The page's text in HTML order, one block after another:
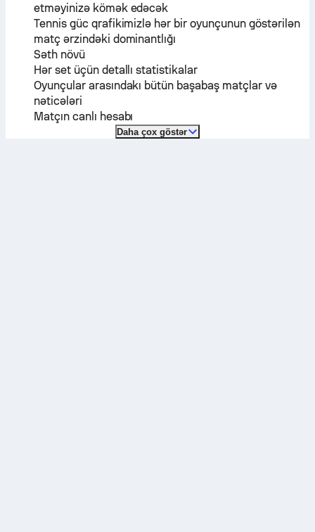
etməyinizə kömək edəcək
Tennis güc qrafikimizlə hər bir oyunçunun göstərilən
matç ərzindəki dominantlığı
Səth növü
Hər set üçün detallı statistikalar
Oyunçular arasındakı bütün başabaş matçlar və
nəticələri
Matçın canlı hesabı
Daha çox göstər